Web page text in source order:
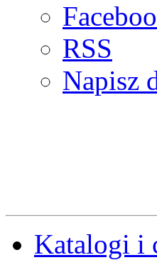
RSS
Napisz
Katalogi i